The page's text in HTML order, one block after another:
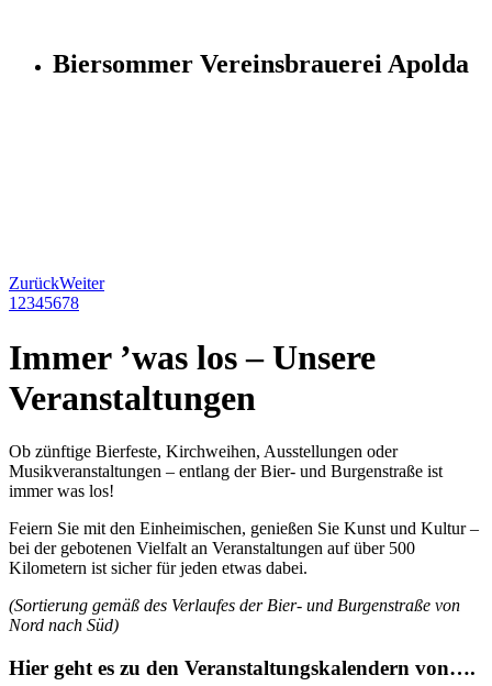
Biersommer Vereinsbrauerei Apolda
ZurückWeiter
1 2345678
Immer ’was los – Unsere
Veranstaltungen
Ob zünftige Bierfeste, Kirchweihen, Ausstellungen oder
Musikveranstaltungen – entlang der Bier- und Burgenstraße ist
immer was los!
Feiern Sie mit den Einheimischen, genießen Sie Kunst und Kultur –
bei der gebotenen Vielfalt an Veranstaltungen auf über 500
Kilometern ist sicher für jeden etwas dabei.
(Sortierung gemäß des Verlaufes der Bier- und Burgenstraße von
Nord nach Süd)
Hier geht es zu den Veranstaltungskalendern von….